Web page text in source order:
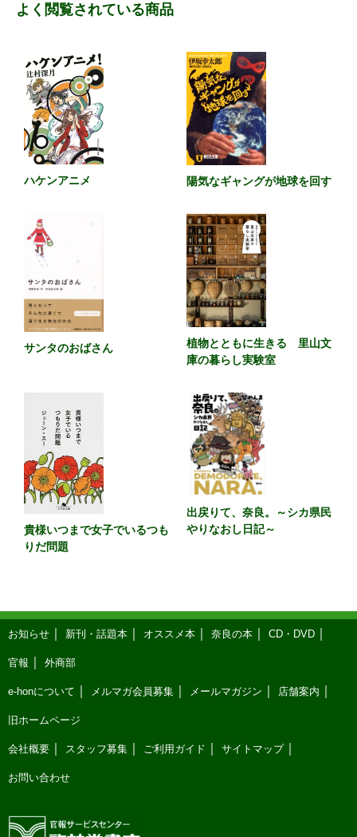
よく閲覧されている商品
ハケンアニメ 陽気なギャングが地球を回す
サンタのおばさん
植物とともに生きる 里山文
庫の暮らし実験室
貴様いつまで女子でいるつも
りだ問題
出戻りて、奈良。～シカ県民
やりなおし日記～
お知らせ 新刊・話題本 オススメ本 奈良の本 CD・DVD
官報 外商部
e-honについて メルマガ会員募集 メールマガジン 店舗案内
旧ホームページ
会社概要 スタッフ募集 ご利用ガイド サイトマップ
お問い合わせ